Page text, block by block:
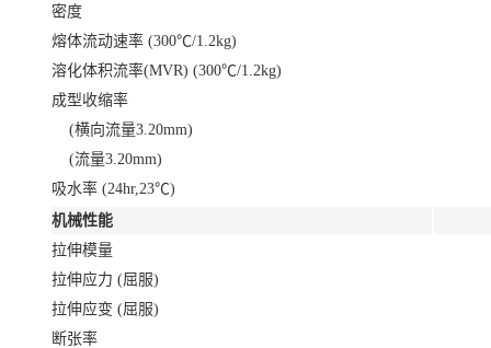
密度
熔体流动速率 (300℃/1.2kg)
溶化体积流率(MVR) (300℃/1.2kg)
成型收缩率
(横向流量3.20mm)
(流量3.20mm)
吸水率 (24hr,23℃)
机械性能
拉伸模量
拉伸应力 (屈服)
拉伸应变 (屈服)
断张率